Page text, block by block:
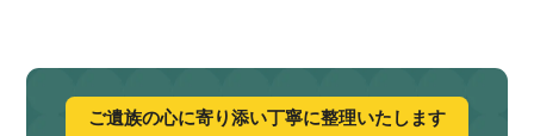
ご遺族の心に寄り添い丁寧に整理いたします